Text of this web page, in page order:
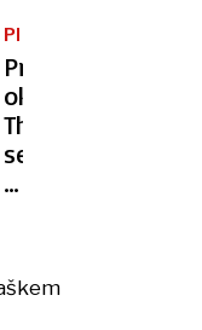
PREISKAVA
Prah
okoli
Thompsona
se
še
kaznivih